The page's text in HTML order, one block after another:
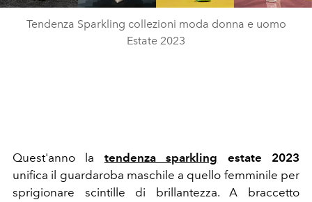
Tendenza Sparkling collezioni moda donna e uomo
Estate 2023
Quest'anno la tendenza sparkling estate 2023
unifica il guardaroba maschile a quello femminile per
sprigionare scintille di brillantezza. A braccetto